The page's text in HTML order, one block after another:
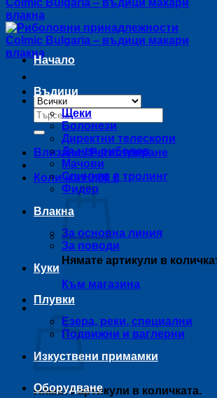
Търсене
за:
Влизане / Регистриране
Количка /0,00 €
Нямате артикули в
Към магазина
Количка
Нямате артикули в количката.
Начало
Въдици
Щеки
Болонези
Директни телескопи
Дънен риболов
Мачови
Спининг и тролинг
Фидер
Влакна
За основна линия
За поводи
Куки
Плувки
Езера, реки, специални
Подвижни и ваглерни
Изкуствени примамки
Оборудване